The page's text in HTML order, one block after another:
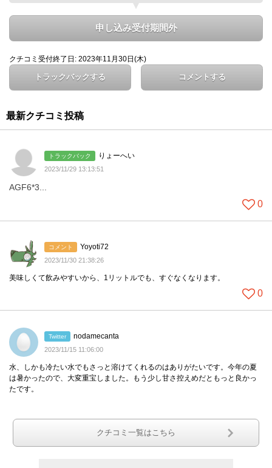
申し込み受付期間外
クチコミ受付終了日: 2023年11月30日(木)
トラックバックする コメントする
最新クチコミ投稿
トラックバック りょーへい
2023/11/29 13:13:51
AGF6*3...
0
コメント Yoyoti72
2023/11/30 21:38:26
美味しくて飲みやすいから、1リットルでも、すぐなくなります。
0
Twitter nodamecanta
2023/11/15 11:06:00
水、しかも冷たい水でもさっと溶けてくれるのはありがたいです。今年の夏
は暑かったので、大変重宝しました。もう少し甘さ控えめだともっと良かっ
たです。
クチコミ一覧はこちら